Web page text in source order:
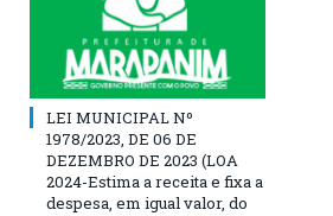
LEI MUNICIPAL Nº
1978/2023, DE 06 DE
DEZEMBRO DE 2023 (LOA
2024-Estima a receita e fixa a
despesa, em igual valor, do